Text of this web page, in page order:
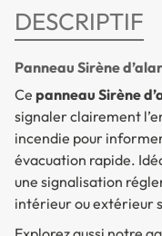
DESCRIPTIF
Panneau Sirène
Ce panneau Sirène
signaler clairement
incendie pour
évacuation rapide.
une signalisation
intérieur ou extérieur